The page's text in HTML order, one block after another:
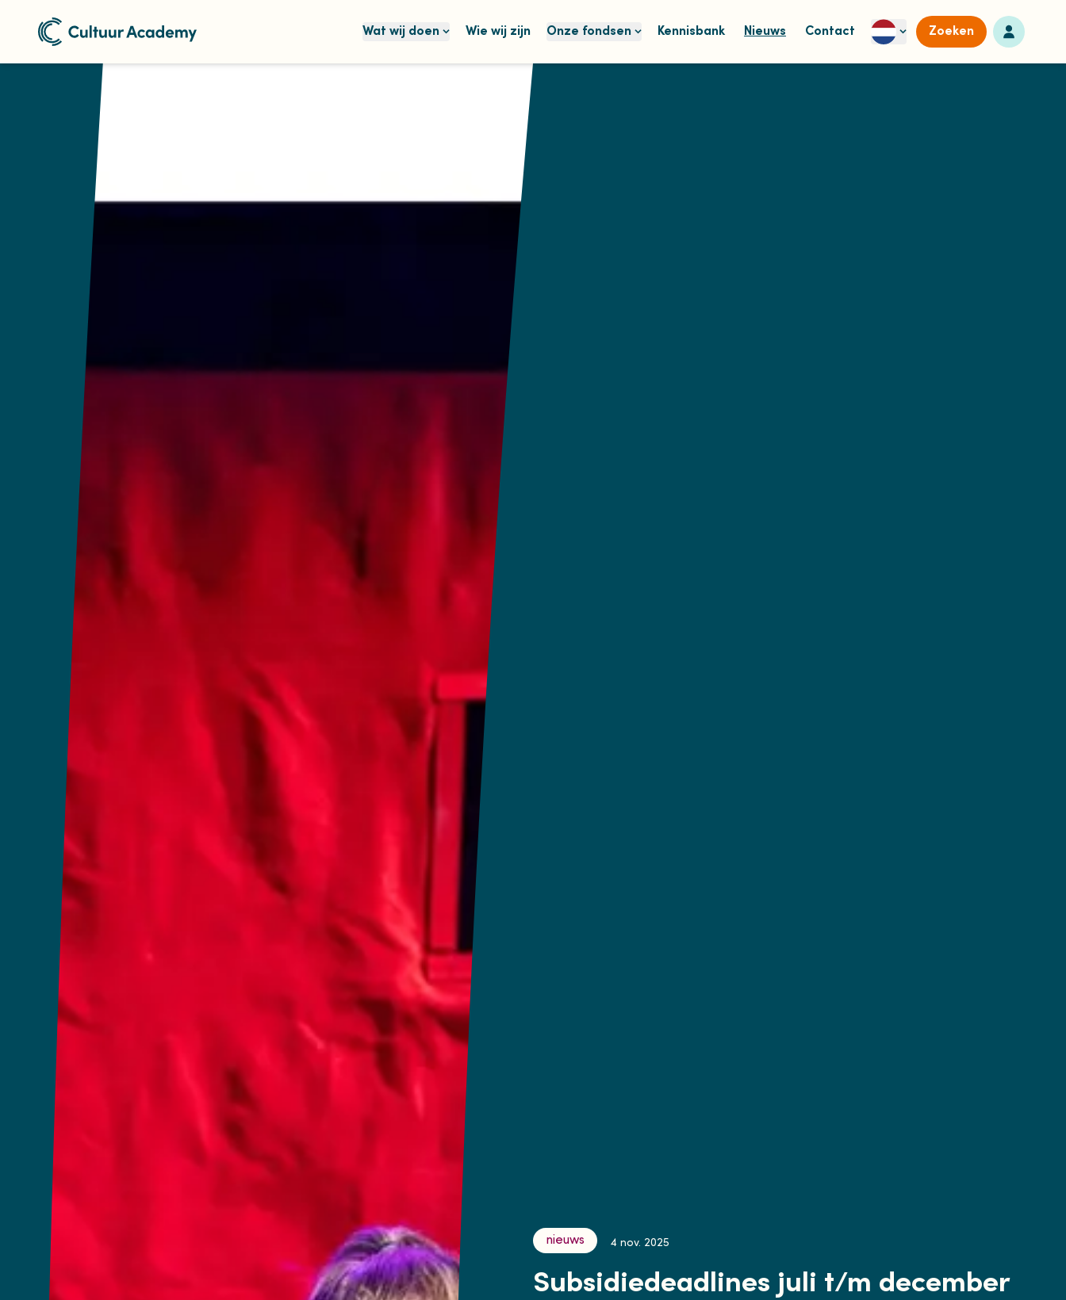
Naar home Wat wij doen Wie wij zijn Onze fondsen Kennisbank Nieuws Contact Zoeken
Naar
nieuws 4 nov. 2025
Subsidiedeadlines juli t/m december